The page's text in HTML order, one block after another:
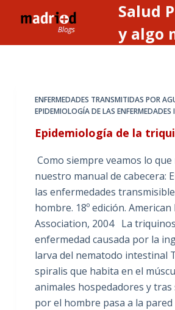
l
Salud
y algo
ENFERMEDADES TRANSMITIDAS POR
EPIDEMIOLOGÍA DE LAS ENFERMEDADES
Epidemiología de la
Como siempre veamos lo que
nuestro manual de cabecera:
las enfermedades
hombre. 18º edición.
Association, 2004 La
enfermedad causada por la
larva del nematodo intestinal
spiralis que habita en el
animales hospedadores y
por el hombre pasa a la